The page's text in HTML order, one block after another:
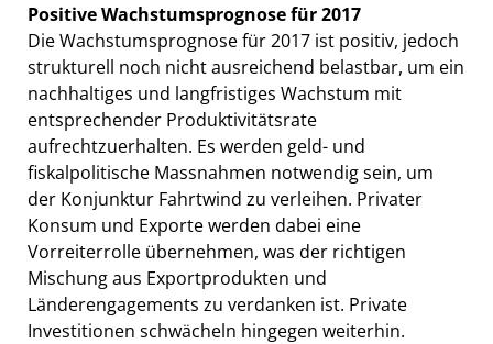
Positive Wachstumsprognose für 2017
Die Wachstumsprognose für 2017 ist positiv, jedoch
strukturell noch nicht ausreichend belastbar, um ein
nachhaltiges und langfristiges Wachstum mit
entsprechender Produktivitätsrate
aufrechtzuerhalten. Es werden geld- und
fiskalpolitische Massnahmen notwendig sein, um
der Konjunktur Fahrtwind zu verleihen. Privater
Konsum und Exporte werden dabei eine
Vorreiterrolle übernehmen, was der richtigen
Mischung aus Exportprodukten und
Länderengagements zu verdanken ist. Private
Investitionen schwächeln hingegen weiterhin.